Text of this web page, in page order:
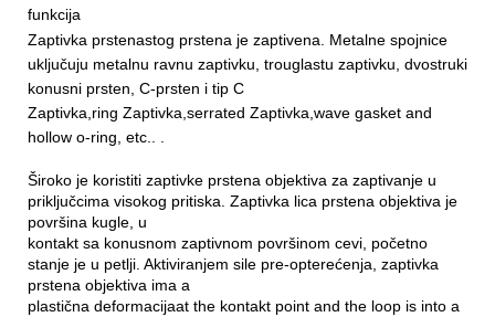
funkcija
Zaptivka prstenastog prstena je zaptivena. Metalne spojnice
uključuju metalnu ravnu zaptivku, trouglastu zaptivku, dvostruki
konusni prsten, C-prsten i tip C
Zaptivka, ring Zaptivka,serrated Zaptivka,wave gasket and
hollow o-ring, etc..
Široko je koristiti zaptivke prstena objektiva za zaptivanje u
priključcima visokog pritiska. Zaptivka lica prstena objektiva je
površina kugle, u
kontakt sa konusnom zaptivnom površinom cevi, početno
stanje je u petlji. Aktiviranjem sile pre-opterećenja, zaptivka
prstena objektiva ima a
plastična deformacijaat the kontakt point and the loop is into a